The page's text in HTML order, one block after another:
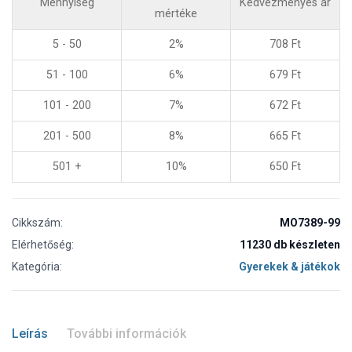
mértéke
5 - 50 2% 708 Ft
51 - 100 6% 679 Ft
101 - 200 7% 672 Ft
201 - 500 8% 665 Ft
501 + 10% 650 Ft
Cikkszám:
MO7389-99
Elérhetőség:
11230 db készleten
Kategória:
Gyerekek & játékok
Leírás További információk